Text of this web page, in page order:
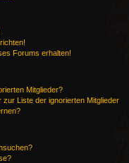
Forums erhalten!
Mitglieder?
Liste der ignorierten Mitglieder